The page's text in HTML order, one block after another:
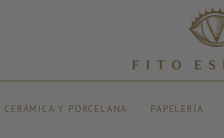
CERÁMICA Y PORCELANA PAPELERÍA